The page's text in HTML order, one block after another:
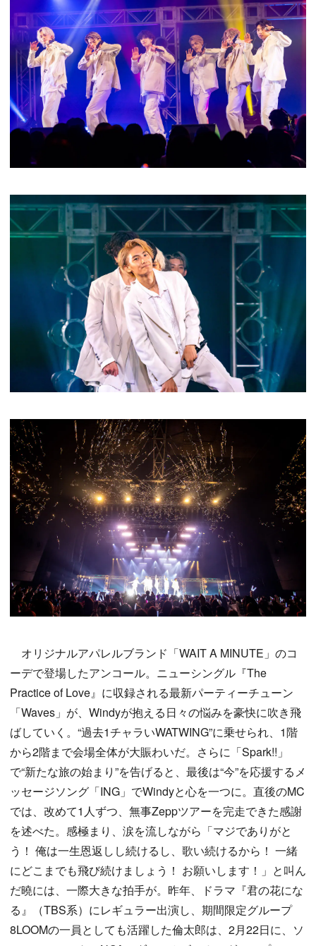
オリジナルアパレルブランド「WAIT A MINUTE」のコ
ーデで登場したアンコール。ニューシングル『The
Practice of Love』に収録される最新パーティーチューン
「Waves」が、Windyが抱える日々の悩みを豪快に吹き飛
ばしていく。“過去1チャラいWATWING”に乗せられ、1階
から2階まで会場全体が大賑わいだ。さらに「Spark!!」
で“新たな旅の始まり”を告げると、最後は“今”を応援するメ
ッセージソング「ING」でWindyと心を一つに。直後のMC
では、改めて1人ずつ、無事Zeppツアーを完走できた感謝
を述べた。感極まり、涙を流しながら「マジでありがと
う！ 俺は一生恩返しし続けるし、歌い続けるから！ 一緒
にどこまでも飛び続けましょう！ お願いします！」と叫ん
だ曉には、一際大きな拍手が。昨年、ドラマ『君の花にな
る』（TBS系）にレギュラー出演し、期間限定グループ
8LOOMの一員としても活躍した倫太郎は、2月22日に、ソ